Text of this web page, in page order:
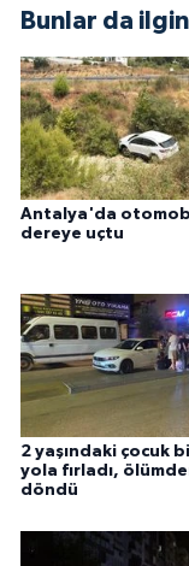
Bunlar da
Antalya'da
dereye uçtu
2 yaşındaki çocuk
yola fırladı,
döndü